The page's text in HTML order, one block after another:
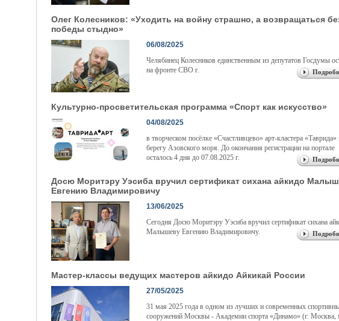
Олег Колесников: «Уходить на войну страшно, а возвращаться
победы стыдно»
06/08/2025
Челябинец Колесников единственным из депутатов Госдумы
на фронте СВО г.
Культурно-просветительская программа «Спорт как искусство»
04/08/2025
в творческом посёлке «Счастливцево» арт-кластера «Таврида»
берегу Азовского моря. До окончания регистрации на портале
осталось 4 дня до 07.08.2025 г.
Досю Моритэру Уэсиба вручил сертификат сихана айкидо
Евгению Владимировичу
13/06/2025
Сегодня Досю Моритэру Уэсиба вручил сертификат сихана
Малышеву Евгению Владимировичу.
Мастер-классы ведущих мастеров айкидо Айкикай России
27/05/2025
31 мая 2025 года в одном из лучших и современных
сооружений Москвы - Академии спорта «Динамо» (г. Москва,